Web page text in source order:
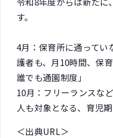
す。
4月：保育所に通ってい
護者も、月10時間、保
誰でも通園制度」
10月：フリーランスな
人も対象となる、育児
＜出典URL＞